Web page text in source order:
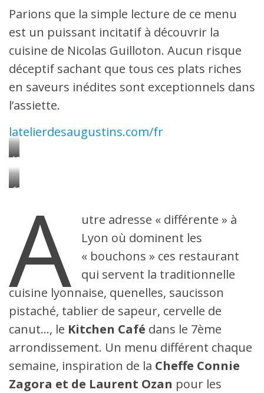
Parions que la simple lecture de ce menu
est un puissant incitatif à découvrir la
cuisine de Nicolas Guilloton. Aucun risque
déceptif sachant que tous ces plats riches
en saveurs inédites sont exceptionnels dans
l’assiette.
latelierdesaugustins.com/fr
Le
Nicolas
Guilloton
Augustins
Connie
Kitchen
A
utre adresse « différente » à
Lyon où dominent les
« bouchons » ces restaurant
qui servent la traditionnelle
cuisine lyonnaise, quenelles, saucisson
pistaché, tablier de sapeur, cervelle de
canut…, le Kitchen Café dans le 7ème
arrondissement. Un menu différent chaque
semaine, inspiration de la Cheffe Connie
Zagora et de Laurent Ozan pour les